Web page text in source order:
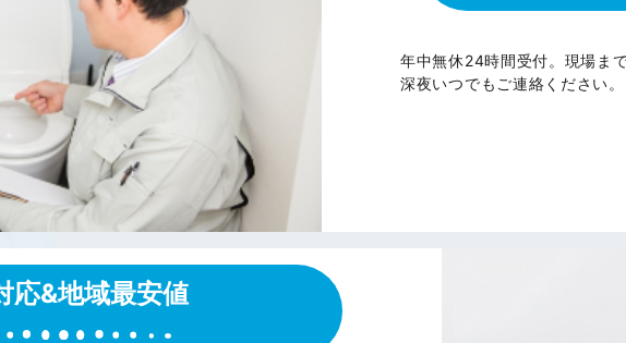
年中無休24時間受付。現場ま
深夜いつでもご連絡ください。
応&地域最安値